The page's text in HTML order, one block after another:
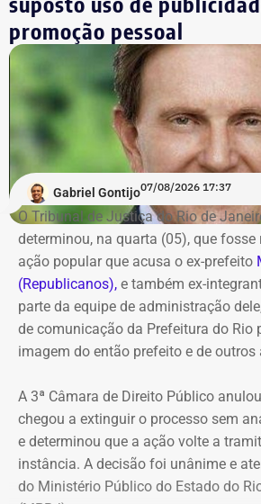
*Valor correspondente à soma de R$
convertidos de dólar e R$ 88.000,00 em reais
Os dados são públicos e ficam
no sistema DivulgaCandContas, do
promoção pessoal
Gabriel Gontijo07/08/2026 17:37
O Tribunal de Justiça do Rio de
determinou, na quarta (05), que fosse
ação popular que acusa o ex-prefeito
(Republicanos), e também ex-
parte da equipe de administração
de comunicação da Prefeitura do Rio
imagem do então prefeito e de outros
A 3ª Câmara de Direito Público
chegou a extinguir o processo sem
e determinou que a ação volte a
instância. A decisão foi unânime e
do Ministério Público do Estado do